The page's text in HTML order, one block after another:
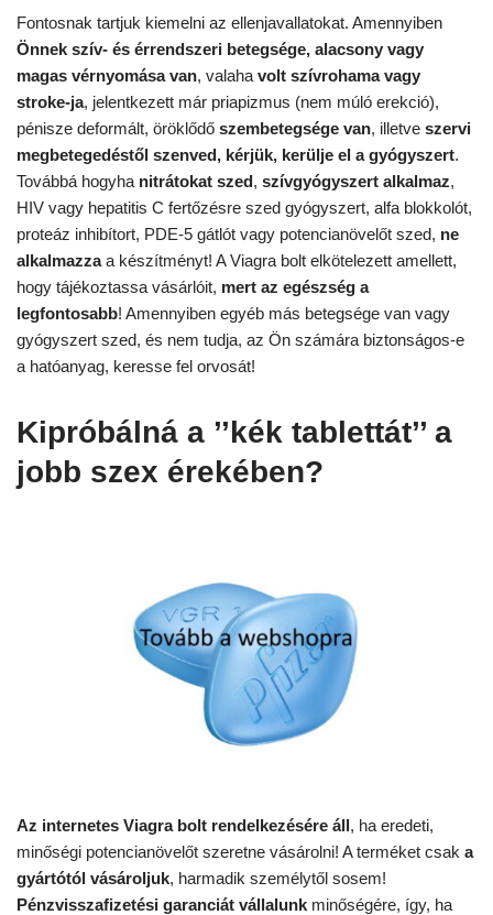
Fontosnak tartjuk kiemelni az ellenjavallatokat. Amennyiben
Önnek szív- és érrendszeri betegsége, alacsony vagy
magas vérnyomása van, valaha volt szívrohama vagy
stroke-ja, jelentkezett már priapizmus (nem múló erekció),
pénisze deformált, öröklődő szembetegsége van, illetve szervi
megbetegedéstől szenved, kérjük, kerülje el a gyógyszert.
Továbbá hogyha nitrátokat szed, szívgyógyszert alkalmaz,
HIV vagy hepatitis C fertőzésre szed gyógyszert, alfa blokkolót,
proteáz inhibítort, PDE-5 gátlót vagy potencianövelőt szed, ne
alkalmazzaa készítményt! A Viagra bolt elkötelezett amellett,
hogy tájékoztassa vásárlóit, mert az egészség a
legfontosabb! Amennyiben egyéb más betegsége van vagy
gyógyszert szed, és nem tudja, az Ön számára biztonságos-e
a hatóanyag, keresse fel orvosát!
Kipróbálná a ’’kék tablettát’’ a
jobb szex érekében?
Az internetes Viagra bolt rendelkezésére áll, ha eredeti,
minőségi potencianövelőt szeretne vásárolni! A terméket csak a
gyártótól vásároljuk, harmadik személytől sosem!
Pénzvisszafizetési garanciát vállalunk minőségére, így, ha